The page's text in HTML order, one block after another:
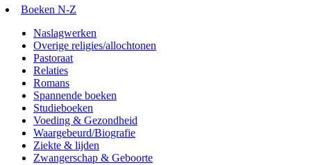
Boeken N-Z
Naslagwerken
Overige religies/allochtonen
Pastoraat
Relaties
Romans
Spannende boeken
Studieboeken
Voeding & Gezondheid
Waargebeurd/Biografie
Ziekte & lijden
Zwangerschap & Geboorte